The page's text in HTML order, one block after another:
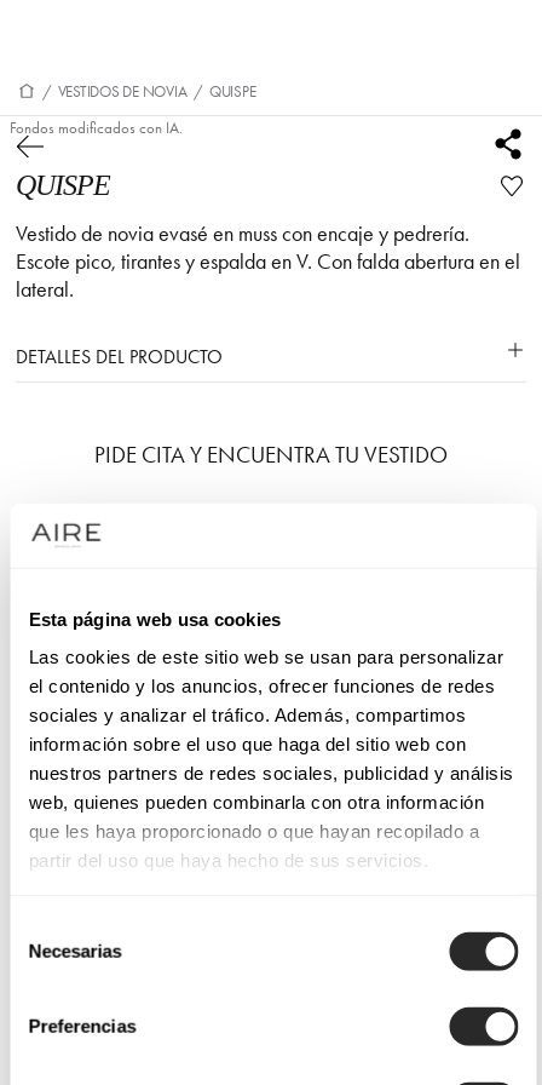
Esta página web usa cookies
Las cookies de este sitio web se usan para personalizar
el contenido y los anuncios, ofrecer funciones de redes
sociales y analizar el tráfico. Además, compartimos
información sobre el uso que haga del sitio web con
nuestros partners de redes sociales, publicidad y análisis
web, quienes pueden combinarla con otra información
que les haya proporcionado o que hayan recopilado a
partir del uso que haya hecho de sus servicios.
Necesarias
Preferencias
/ VESTIDOS DE NOVIA / QUISPE
Fondos modificados con IA.
QUISPE
Vestido de novia evasé en muss con encaje y pedrería.
Escote pico, tirantes y espalda en V. Con falda abertura en el
lateral.
DETALLES DEL PRODUCTO
PIDE CITA Y ENCUENTRA TU VESTIDO